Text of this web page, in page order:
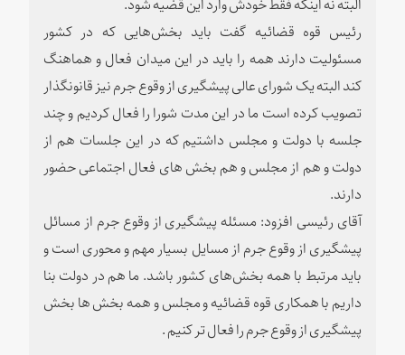
رئیس قوه قضائیه گفت باید بخش‌هایی که در کشور
مسئولیت دارند همه را باید در این میدان فعال و هماهنگ
کند البته یک شورای عالی پیشگیری از وقوع جرم نیز قانونگذار
تصویب کرده است ما در این مدت شورا را فعال کردیم و چند
جلسه با دولت و مجلس داشتیم که در این جلسات هم از
دولت و هم از مجلس و هم بخش های فعال اجتماعی حضور
دارند.
آقای رئیسی افزود: مسئله پیشگیری از وقوع جرم از مسائل
پیشگیری از وقوع جرم از مسایل بسیار مهم و محوری است و
باید مرتبط با همه بخش‌های کشور باشد. ما هم در دولت بنا
داریم با همکاری قوه قضائیه و مجلس و همه بخش ها بخش
پیشگیری از وقوع جرم را فعال تر کنیم .